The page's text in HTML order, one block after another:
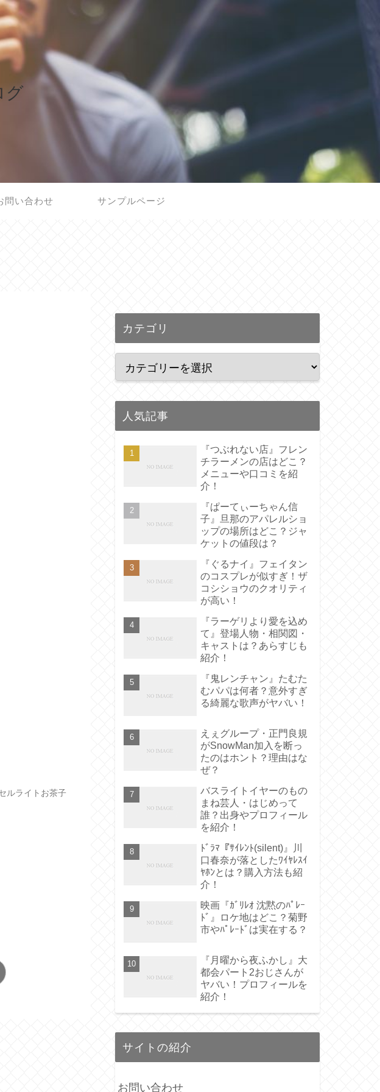
グ
問い合わせ サンプルページ
ルライトお茶子
カテゴリ
人気記事
『つぶれない店』フレン
チラーメンの店はどこ？
メニューや口コミを紹
介！
『ぱーてぃーちゃん信
子』旦那のアパレルショ
ップの場所はどこ？ジャ
ケットの値段は？
『ぐるナイ』フェイタン
のコスプレが似すぎ！ザ
コシショウのクオリティ
が高い！
『ラーゲリより愛を込め
て』登場人物・相関図・
キャストは？あらすじも
紹介！
『鬼レンチャン』たむた
むパパは何者？意外すぎ
る綺麗な歌声がヤバい！
えぇグループ・正門良規
がSnowMan加入を断っ
たのはホント？理由はな
ぜ？
バスライトイヤーのもの
まね芸人・はじめって
誰？出身やプロフィール
を紹介！
ﾄﾞﾗﾏ『ｻｲﾚﾝﾄ(silent)』川
口春奈が落としたﾜｲﾔﾚｽｲ
ﾔﾎﾝとは？購入方法も紹
介！
映画『ｶﾞﾘﾚｵ 沈黙のﾊﾟﾚｰ
ﾄﾞ』ロケ地はどこ？菊野
市やﾊﾟﾚｰﾄﾞは実在する？
『月曜から夜ふかし』大
都会パート2おじさんが
ヤバい！プロフィールを
紹介！
サイトの紹介
お問い合わせ